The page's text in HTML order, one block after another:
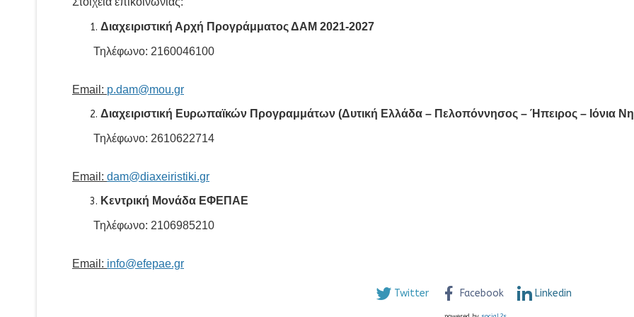
Διαχειριστική Αρχή Προγράμματος ΔΑΜ 2021-2027
Τηλέφωνο: 2160046100
Email: p.dam@mou.gr
Διαχειριστική Ευρωπαϊκών Προγραμμάτων (Δυτική Ελλάδα – Πελοπόννησος – Ήπειρος – Ιόνια
Τηλέφωνο: 2610622714
Email: dam@diaxeiristiki.gr
Κεντρική Μονάδα ΕΦΕΠΑΕ
Τηλέφωνο: 2106985210
Email: info@efepae.gr
Twitter Facebook Linkedin